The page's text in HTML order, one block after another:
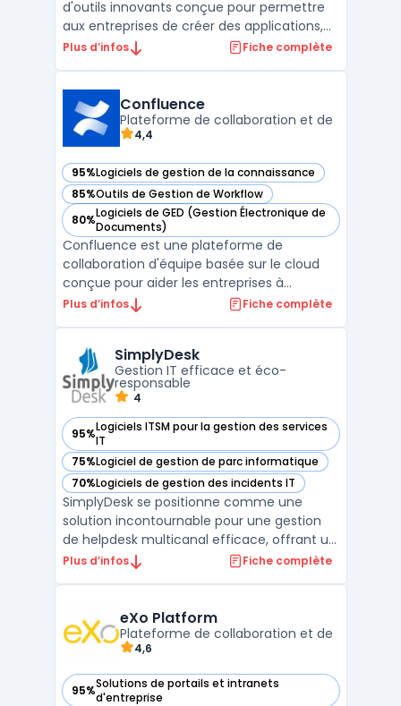
d'outils innovants conçue pour permettre
aux entreprises de créer des applications,
d'automatiser des processus, et d'analyser
programmation. Regroupant Power BI,
Power Apps, Power Automate, et Power Virt
Plus d’infos Fiche complète
Confluence
Plateforme de collaboration et de
4,4
95%Logiciels de gestion de la connaissance
— voir Confluence dans cette catégorie
85%Outils de Gestion de Workflow
— voir Confluence dans cette catégorie
80%Logiciels de GED (Gestion Électronique de
Documents)
— voir Confluence dans cette catégorie
Confluence est une plateforme de
collaboration d'équipe basée sur le cloud
conçue pour aider les entreprises à
organiser et à gérer leur contenu. Elle
des fonctionnalités de Gestion Electronique
de Documents (GED) et de c ...
Plus d’infos Fiche complète
SimplyDesk
Gestion IT efficace et éco-
responsable
4
95%Logiciels ITSM pour la gestion des services
IT
— voir SimplyDesk dans cette catégorie
75%Logiciel de gestion de parc informatique
— voir SimplyDesk dans cette catégorie
70%Logiciels de gestion des incidents IT
— voir SimplyDesk dans cette catégorie
SimplyDesk se positionne comme une
solution incontournable pour une gestion
de helpdesk multicanal efficace, offrant un
support client optimal à travers divers
IT fait de SimplyDesk un outil essentiel pour
les service ...
Plus d’infos Fiche complète
eXo Platform
Plateforme de collaboration et de
4,6
95%Solutions de portails et intranets
d'entreprise
— voir eXo Platform dans cette catégorie